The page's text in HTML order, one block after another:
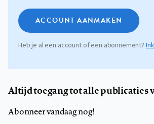
ACCOUNT AANMAKEN
Heb je al een account of een abonnement?
Altijd toegang tot alle publicaties
Abonneer vandaag nog!